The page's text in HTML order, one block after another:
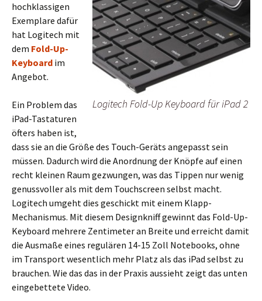
Logitech Fold-Up Keyboard für iPad 2
hochklassigen
Exemplare dafür
hat Logitech mit
dem Fold-Up-
Keyboard im
Angebot.
Ein Problem das
iPad-Tastaturen
öfters haben ist,
dass sie an die Größe des Touch-Geräts angepasst sein
müssen. Dadurch wird die Anordnung der Knöpfe auf einen
recht kleinen Raum gezwungen, was das Tippen nur wenig
genussvoller als mit dem Touchscreen selbst macht.
Logitech umgeht dies geschickt mit einem Klapp-
Mechanismus. Mit diesem Designkniff gewinnt das Fold-Up-
Keyboard mehrere Zentimeter an Breite und erreicht damit
die Ausmaße eines regulären 14-15 Zoll Notebooks, ohne
im Transport wesentlich mehr Platz als das iPad selbst zu
brauchen. Wie das das in der Praxis aussieht zeigt das unten
eingebettete Video.